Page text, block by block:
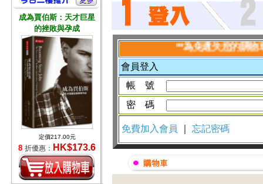
成為賈伯斯：天才巨星
的挫敗與孕成
定價217.00元
8 折優惠： HK$173.6
**為免遺失您的購物車資
會員登入
帳 號
密 碼
免費加入會員 忘記密碼